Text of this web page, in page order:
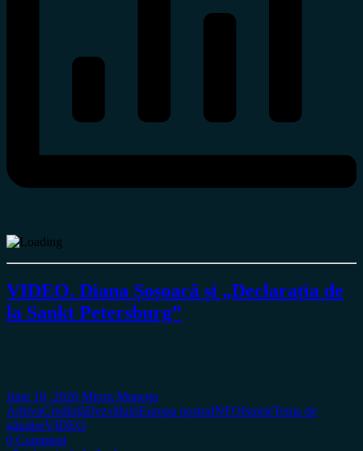
VIDEO. Diana Șoșoacă și „Declarația de
la Sankt Petersburg”
June 10, 2026 Miron Manega
ArhivaCredințăDezvăluiriEuropa nostraINFOIstorieTema de
gândireVIDEO
0 Comment